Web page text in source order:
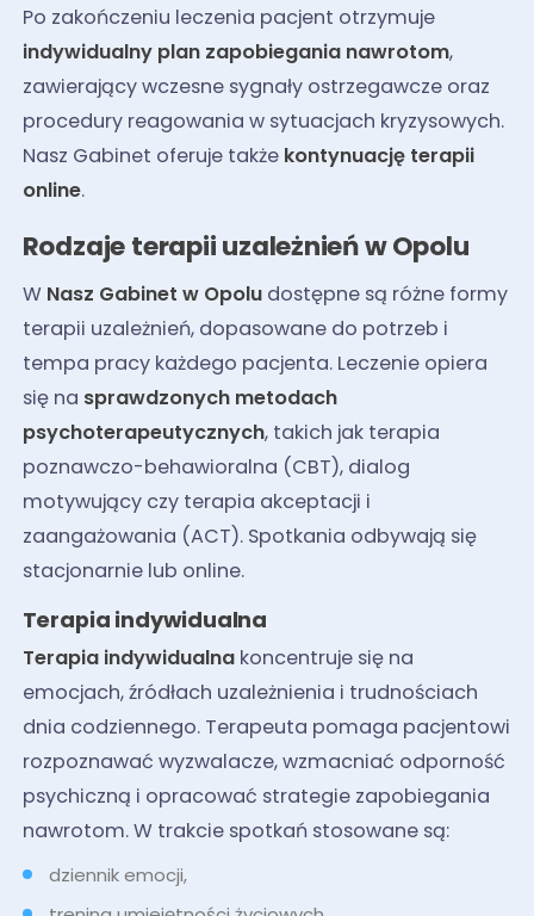
Po zakończeniu leczenia pacjent otrzymuje
indywidualny plan zapobiegania nawrotom,
zawierający wczesne sygnały ostrzegawcze oraz
procedury reagowania w sytuacjach kryzysowych.
Nasz Gabinet oferuje także kontynuację terapii
online.
Rodzaje terapii uzależnień w Opolu
W Nasz Gabinet w Opoludostępne są różne formy
terapii uzależnień, dopasowane do potrzeb i
tempa pracy każdego pacjenta. Leczenie opiera
się na sprawdzonych metodach
psychoterapeutycznych, takich jak terapia
poznawczo-behawioralna (CBT), dialog
motywujący czy terapia akceptacji i
zaangażowania (ACT). Spotkania odbywają się
stacjonarnie lub online.
Terapia indywidualna
Terapia indywidualnakoncentruje się na
emocjach, źródłach uzależnienia i trudnościach
dnia codziennego. Terapeuta pomaga pacjentowi
rozpoznawać wyzwalacze, wzmacniać odporność
psychiczną i opracować strategie zapobiegania
nawrotom. W trakcie spotkań stosowane są:
dziennik emocji,